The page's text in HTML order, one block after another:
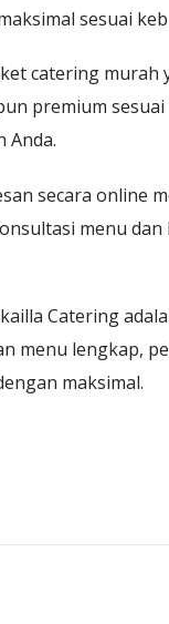
sesuai
catering murah
premium
Anda.
secara online
menu
Catering
menu lengkap,
maksimal.